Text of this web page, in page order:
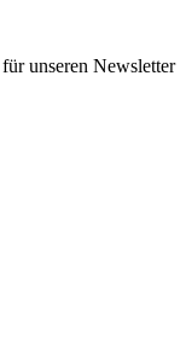
unseren Newsletter